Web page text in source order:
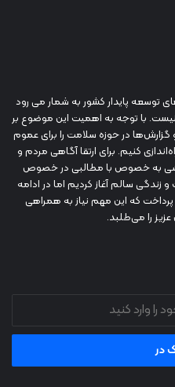
پایدار کشور به شمار می رود
با توجه به اهمیت این موضوع بر
گزارش‌ها در حوزه سلامت را برای عموم
کنیم. برای ارتقا آگاهی مردم و
به خصوص با مطالبی در خصوص
سالم آغاز کردیم اما در ادامه
که این مهم نیاز به همراهی
را می‌طلبد.